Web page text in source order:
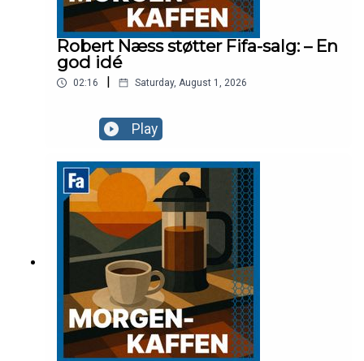
Robert Næss støtter Fifa-salg: – En
god idé
02:16 Saturday, August 1, 2026
Play